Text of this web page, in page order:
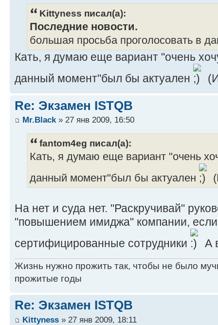
Kittyness писал(а):
Последние новости.
большая просьба проголосовать в
Кать, я думаю еще вариант "очень
данный момент"был бы актуален
Re: Экзамен ISTQB
Mr.Black» 27 янв 2009, 16:50
fantom4eg писал(а):
Кать, я думаю еще вариант "очень
данный момент"был бы актуален
На нет и суда нет. "Раскручивай"
"повышением имиджа" компании, если
сертифицированные сотрудники
А
Жизнь нужно прожить так, чтобы не было
прожитые годы
Re: Экзамен ISTQB
Kittyness » 27 янв 2009, 18:11